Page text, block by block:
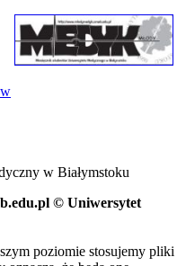
w Białymstoku
© Uniwersytet
poziomie stosujemy pliki